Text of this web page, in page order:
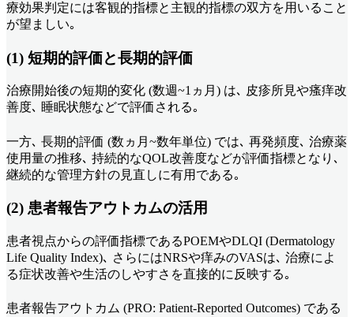
療効果判定には客観的指標と主観的指標の双方を用いること
が望ましい｡
(1) 短期的評価と長期的評価
治療開始後の短期的変化 (数週~1ヵ月) は､ 皮疹所見や瘙痒改
善度､ 睡眠状態などで評価される｡
一方､ 長期的評価 (数ヵ月~数年単位) では､ 再発頻度､ 治療薬
使用量の推移､ 持続的なQOL改善度などが評価指標となり､
継続的な管理方針の見直しに有用である｡
(2) 患者報告アウトカムの活用
患者視点からの評価指標であるPOEMやDLQI (Dermatology
Life Quality Index)､ さらにはNRSや痒みのVASは､ 治療によ
る症状改善や生活のしやすさを直接的に反映する｡
患者報告アウトカム (PRO: Patient-Reported Outcomes) である